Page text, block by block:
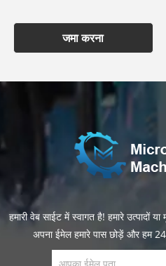
जमा करना
हमारी वेब साईट में स्वागत है! हमारे उत्पादों
अपना ईमेल हमारे पास छोड़ें और हम